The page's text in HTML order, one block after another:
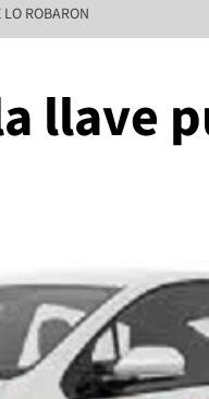
ROBARON
llave